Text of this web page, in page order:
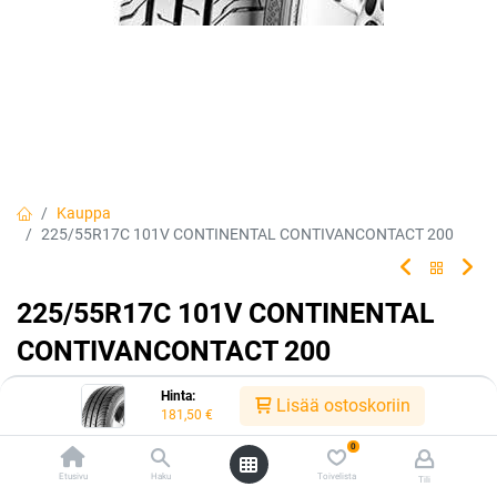
Hinta:
181,50 € Lisää ostoskoriin
Etusivu Haku
0
Toivelista Tili
Kauppa
225/55R17C 101V CONTINENTAL CONTIVANCONTACT 200
225/55R17C 101V CONTINENTAL
CONTIVANCONTACT 200
4019238597615 Tuotekoodi:216985
181,50€/ kpl
Saatavilla